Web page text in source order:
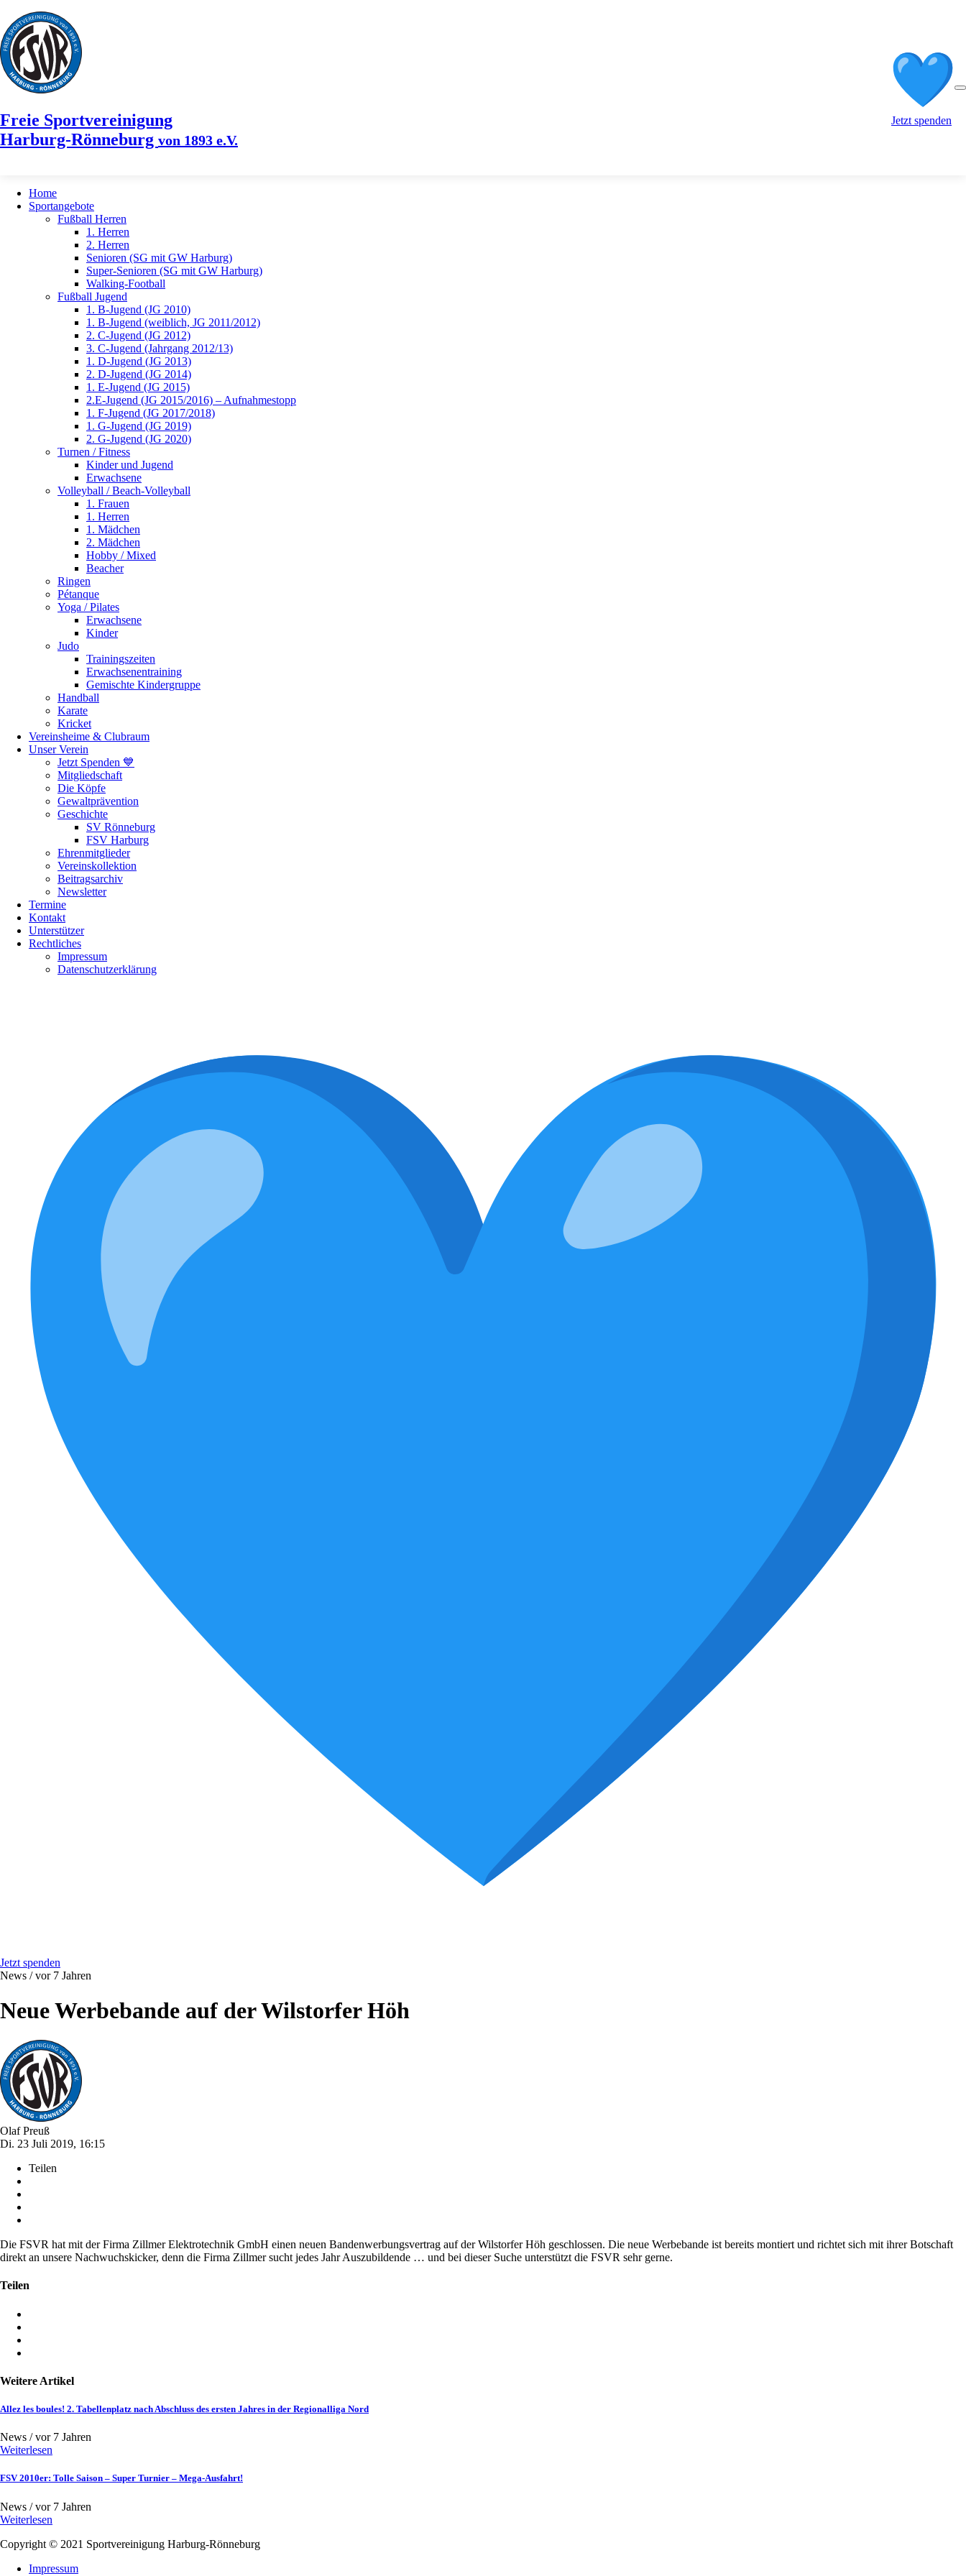
Freie Sportvereinigung
Harburg-Rönneburg von 1893 e.V.
Jetzt spenden
Home
Sportangebote
Fußball Herren
1. Herren
2. Herren
Senioren (SG mit GW Harburg)
Super-Senioren (SG mit GW Harburg)
Walking-Football
Fußball Jugend
1. B-Jugend (JG 2010)
1. B-Jugend (weiblich, JG 2011/2012)
2. C-Jugend (JG 2012)
3. C-Jugend (Jahrgang 2012/13)
1. D-Jugend (JG 2013)
2. D-Jugend (JG 2014)
1. E-Jugend (JG 2015)
2.E-Jugend (JG 2015/2016) – Aufnahmestopp
1. F-Jugend (JG 2017/2018)
1. G-Jugend (JG 2019)
2. G-Jugend (JG 2020)
Turnen / Fitness
Kinder und Jugend
Erwachsene
Volleyball / Beach-Volleyball
1. Frauen
1. Herren
1. Mädchen
2. Mädchen
Hobby / Mixed
Beacher
Ringen
Pétanque
Yoga / Pilates
Erwachsene
Kinder
Judo
Trainingszeiten
Erwachsenentraining
Gemischte Kindergruppe
Handball
Karate
Kricket
Vereinsheime & Clubraum
Unser Verein
Jetzt Spenden 💙
Mitgliedschaft
Die Köpfe
Gewaltprävention
Geschichte
SV Rönneburg
FSV Harburg
Ehrenmitglieder
Vereinskollektion
Beitragsarchiv
Newsletter
Termine
Kontakt
Unterstützer
Rechtliches
Impressum
Datenschutzerklärung
Jetzt spenden
News /vor 7 Jahren
Neue Werbebande auf der Wilstorfer Höh
Olaf Preuß
Di. 23 Juli 2019, 16:15
Teilen
Die FSVR hat mit der Firma Zillmer Elektrotechnik GmbH einen neuen Bandenwerbungsvertrag auf der Wilstorfer Höh geschlossen. Die neue Werbebande ist bereits montiert und richtet sich mit ihrer Botschaft
direkt an unsere Nachwuchskicker, denn die Firma Zillmer sucht jedes Jahr Auszubildende … und bei dieser Suche unterstützt die FSVR sehr gerne.
Teilen
Weitere Artikel
Allez les boules! 2. Tabellenplatz nach Abschluss des ersten Jahres in der Regionalliga Nord
News /vor 7 Jahren
Weiterlesen
FSV 2010er: Tolle Saison – Super Turnier – Mega-Ausfahrt!
News /vor 7 Jahren
Weiterlesen
Copyright © 2021 Sportvereinigung Harburg-Rönneburg
Impressum